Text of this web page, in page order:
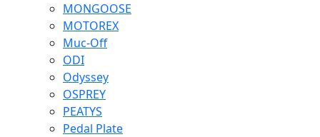
MONGOOSE
MOTOREX
Muc-Off
ODI
Odyssey
OSPREY
PEATYS
Pedal Plate